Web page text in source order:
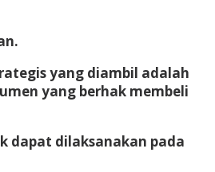
yang diambil adalah
yang berhak membeli
dapat dilaksanakan pada